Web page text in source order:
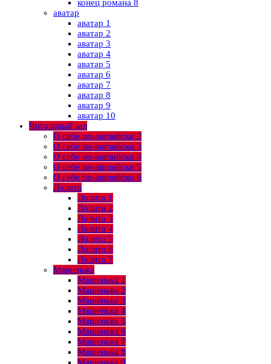
конец романа 8
аватар
аватар 1
аватар 2
аватар 3
аватар 4
аватар 5
аватар 6
аватар 7
аватар 8
аватар 9
аватар 10
Читальный зал
О себе по-английски 2
О себе по-английски 3
О себе по-английски 4
О себе по-английски 5
О себе по-английски 6
Лолита
Лолита 1
Лолита 2
Лолита 3
Лолита 4
Лолита 5
Лолита 6
Лолита 7
Машенька
Машенька 1
Машенька 2
Машенька 3
Машенька 4
Машенька 5
Машенька 6
Машенька 7
Машенька 8